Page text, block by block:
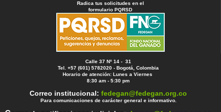
Radica tus solicitudes en el
formulario PQRSD
Calle 37 Nº 14 - 31
Tel. +57 (601) 5782020 - Bogotá, Colombia
Horario de atención: Lunes a Viernes
8:30 am - 5:30 pm
Correo institucional:fedegan@fedegan.org.co
Para comunicaciones de carácter general e informativo.